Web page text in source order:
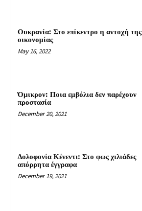
Ουκρανία: Στο επίκεντρο η αντοχή της
οικονομίας
May 16, 2022
Όμικρον: Ποια εμβόλια δεν παρέχουν
προστασία
December 20, 2021
Δολοφονία Κένεντι: Στο φως χιλιάδες
απόρρητα έγγραφα
December 19, 2021